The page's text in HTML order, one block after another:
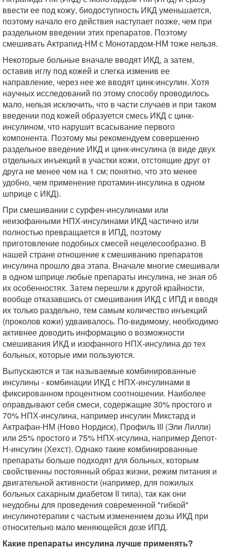
ввести ее под кожу, биодоступность ИКД уменьшается,
поэтому начало его действия наступает позже, чем при
раздельном введении этих препаратов. Поэтому
смешивать Актрапид-НМ с Монотардом-НМ тоже нельзя.
Некоторые больные вначале вводят ИКД, а затем,
оставив иглу под кожей и слегка изменив ее
направление, через нее же вводят цинк-инсулин. Хотя
научных исследований по этому способу проводилось
мало, нельзя исключить, что в части случаев и при таком
введении под кожей образуется смесь ИКД с цинк-
инсулином, что нарушит всасывание первого
компонента. Поэтому мы рекомендуем совершенно
раздельное введение ИКД и цинк-инсулина (в виде двух
отдельных инъекций в участки кожи, отстоящие друг от
друга не менее чем на 1 см; понятно, что это менее
удобно, чем применение протамин-инсулина в одном
шприце с ИКД).
При смешивании с сурфен-инсулинами или
неизофанными НПХ-инсулинами ИКД частично или
полностью превращается в ИПД, поэтому
приготовление подобных смесей нецелесообразно. В
нашей стране отношение к смешиванию препаратов
инсулина прошло два этапа. Вначале многие смешивали
в одном шприце любые препараты инсулина, не зная об
их особенностях. Затем перешли к другой крайности,
вообще отказавшись от смешивания ИКД с ИПД и вводя
их только раздельно, тем самым количество инъекций
(проколов кожи) удваивалось. По-видимому, необходимо
активнее доводить информацию о возможности
смешивания ИКД и изофанного НПХ-инсулина до тех
больных, которые ими пользуются.
Выпускаются и так называемые комбинированные
инсулины - комбинации ИКД с НПХ-инсулинами в
фиксированном процентном соотношении. Наиболее
оправдывают себя смеси, содержащие 30% простого и
70% НПХ-инсулина, например инсулин Микстард и
Актрафан-НМ (Ново Нордиск), Профиль III (Эли Лилли)
или 25% простого и 75% НПХ-исулина, например Депот-
Н-инсулин (Хехст). Однако такие комбинированные
препараты больше подходят для больных, которым
свойственны постоянный образ жизни, режим питания и
двигательной активности (например, для пожилых
больных сахарным диабетом II типа), так как они
неудобны для проведения современной "гибкой"
инсулинотерапии с частым изменением дозы ИКД при
относительно мало меняющейся дозе ИПД.
Какие препараты инсулина лучше применять?